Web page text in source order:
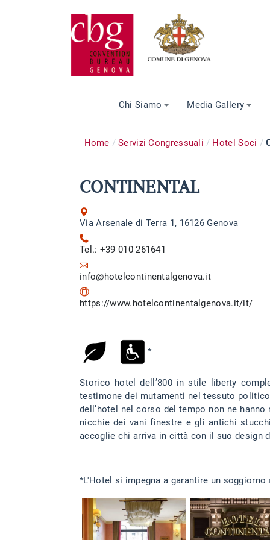
Chi Siamo Media Gallery
Home Servizi Congressuali Hotel Soci
CONTINENTAL
Via Arsenale di Terra 1, 16126 Genova
Tel.: +39 010 261641
info@hotelcontinentalgenova.it
https://www.hotelcontinentalgenova.it/it/
*
Storico hotel dell’800 in stile liberty
testimone dei mutamenti nel tessuto
dell’hotel nel corso del tempo non ne
nicchie dei vani finestre e gli antichi
accoglie chi arriva in città con il suo design
*L'Hotel si impegna a garantire un